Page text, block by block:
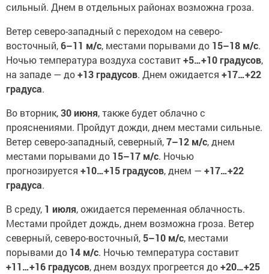
сильный. Днем в отдельных районах возможна гроза.
Ветер северо-западный с переходом на северо-
восточный,6–11 м/с, местами порывами до 15–18 м/с.
Ночью температура воздуха составит+5…+10 градусов,
на западе — до+13 градусов. Днем ожидается +17…+22
градуса.
Во вторник,30 июня, также будет облачно с
прояснениями. Пройдут дожди, днем местами сильные.
Ветер северо-западный, северный,7–12 м/с, днем
местами порывами до 15–17 м/с. Ночью
прогнозируется +10…+15 градусов, днем — +17…+22
градуса.
В среду, 1 июля, ожидается переменная облачность.
Местами пройдет дождь, днем возможна гроза. Ветер
северный, северо-восточный, 5–10 м/с, местами
порывами до 14 м/с. Ночью температура составит
+11…+16 градусов, днем воздух прогреется до+20…+25